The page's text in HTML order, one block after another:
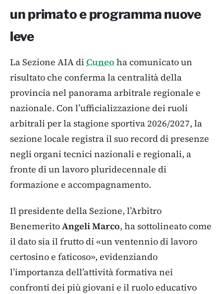
un primato e programma nuove
leve
La Sezione AIA diCuneo ha comunicato un
risultato che conferma la centralità della
provincia nel panorama arbitrale regionale e
nazionale. Con l’ufficializzazione dei ruoli
arbitrali per la stagione sportiva 2026/2027, la
sezione locale registra il suo record di presenze
negli organi tecnici nazionali e regionali, a
fronte di un lavoro pluridecennale di
formazione e accompagnamento.
Il presidente della Sezione, l’Arbitro
BenemeritoAngeli Marco, ha sottolineato come
il dato sia il frutto di «un ventennio di lavoro
certosino e faticoso», evidenziando
l’importanza dell’attività formativa nei
confronti dei più giovani e il ruolo educativo